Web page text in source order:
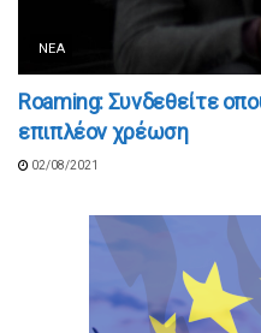
ΝΈΑ
Roaming: Συνδεθείτε
επιπλέον χρέωση
02/08/2021